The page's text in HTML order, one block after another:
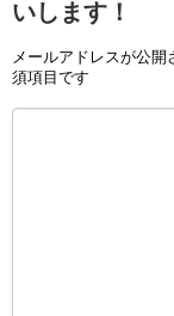
いします！
メールアドレスが公開
須項目です